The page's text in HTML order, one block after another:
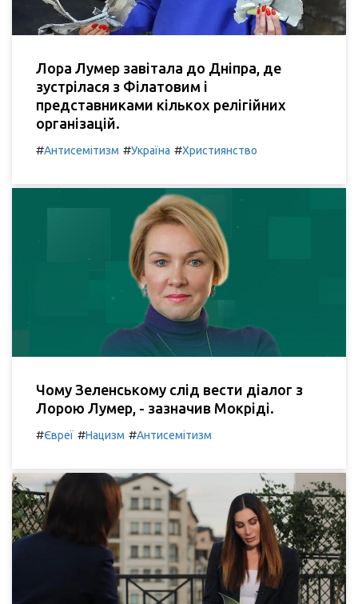
Лора Лумер завітала до Дніпра, де
зустрілася з Філатовим і
представниками кількох релігійних
організацій.
#Антисемітизм #Україна #Християнство
Чому Зеленському слід вести діалог з
Лорою Лумер, - зазначив Мокріді.
#Євреї #Нацизм #Антисемітизм